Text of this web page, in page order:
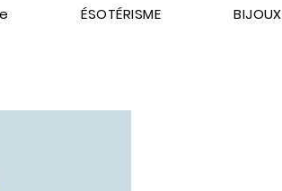
ÉSOTÉRISME BIJOUX